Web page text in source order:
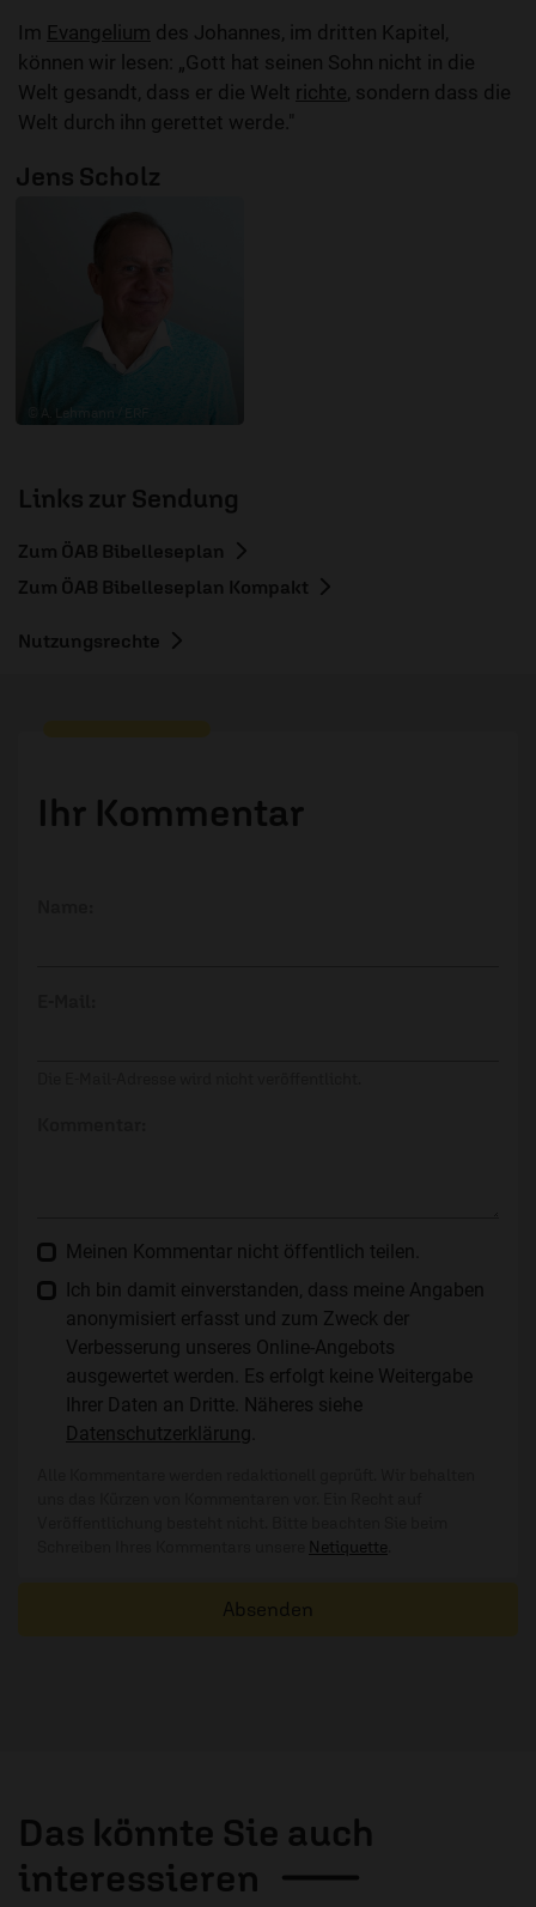
Im Evangelium des Johannes, im dritten Kapitel,
können wir lesen: „Gott hat seinen Sohn nicht in die
Welt gesandt, dass er die Welt richte, sondern dass die
Welt durch ihn gerettet werde."
Jens Scholz
© A. Lehmann / ERF
Links zur Sendung
Zum ÖAB Bibelleseplan
Zum ÖAB Bibelleseplan Kompakt
Nutzungsrechte
Ihr Kommentar
Meinen Kommentar nicht öffentlich teilen.
Ich bin damit einverstanden, dass meine Angaben
anonymisiert erfasst und zum Zweck der
Verbesserung unseres Online-Angebots
ausgewertet werden. Es erfolgt keine Weitergabe
Ihrer Daten an Dritte. Näheres siehe
Datenschutzerklärung
Netiquette
Absenden
Das könnte Sie auch
interessieren